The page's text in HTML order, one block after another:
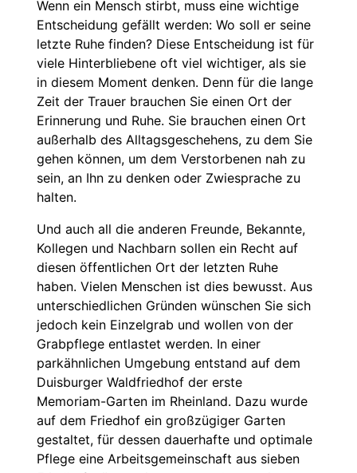
Wenn ein Mensch stirbt, muss eine wichtige
Entscheidung gefällt werden: Wo soll er seine
letzte Ruhe finden? Diese Entscheidung ist für
viele Hinterbliebene oft viel wichtiger, als sie
in diesem Moment denken. Denn für die lange
Zeit der Trauer brauchen Sie einen Ort der
Erinnerung und Ruhe. Sie brauchen einen Ort
außerhalb des Alltagsgeschehens, zu dem Sie
gehen können, um dem Verstorbenen nah zu
sein, an Ihn zu denken oder Zwiesprache zu
halten.
Und auch all die anderen Freunde, Bekannte,
Kollegen und Nachbarn sollen ein Recht auf
diesen öffentlichen Ort der letzten Ruhe
haben. Vielen Menschen ist dies bewusst. Aus
unterschiedlichen Gründen wünschen Sie sich
jedoch kein Einzelgrab und wollen von der
Grabpflege entlastet werden. In einer
parkähnlichen Umgebung entstand auf dem
Duisburger Waldfriedhof der erste
Memoriam-Garten im Rheinland. Dazu wurde
auf dem Friedhof ein großzügiger Garten
gestaltet, für dessen dauerhafte und optimale
Pflege eine Arbeitsgemeinschaft aus sieben